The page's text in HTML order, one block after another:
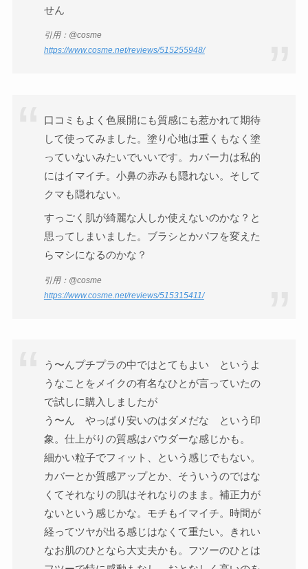
せん
引用：@cosme
https://www.cosme.net/reviews/515255948/
口コミもよく色展開にも質感にも惹かれて期待
して使ってみました。塗り心地は重くもなく塗
っていないみたいでいいです。カバー力は私的
にはイマイチ。小鼻の赤みも隠れない。そして
クマも隠れない。
すっごく肌が綺麗な人しか使えないのかな？と
思ってしまいました。ブラシとかパフを変えた
らマシになるのかな？
引用：@cosme
https://www.cosme.net/reviews/515315411/
う〜んプチプラの中ではとてもよい というよ
うなことをメイクの有名なひとが言っていたの
で試しに購入しましたが
う〜ん やっぱり安いのはダメだな という印
象。仕上がりの質感はパウダーな感じかも。
細かい粒子でフィット、という感じでもない。
カバーとか質感アップとか、そういうのではな
くてそれなりの肌はそれなりのまま。補正力が
ないという感じかな。モチもイマイチ。時間が
経ってツヤが出る感じはなくて重たい。きれい
なお肌のひとなら大丈夫かも。フツーのひとは